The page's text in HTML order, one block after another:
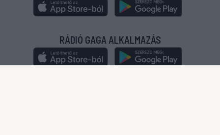
RÁDIÓ GAGA ALKALMAZÁS